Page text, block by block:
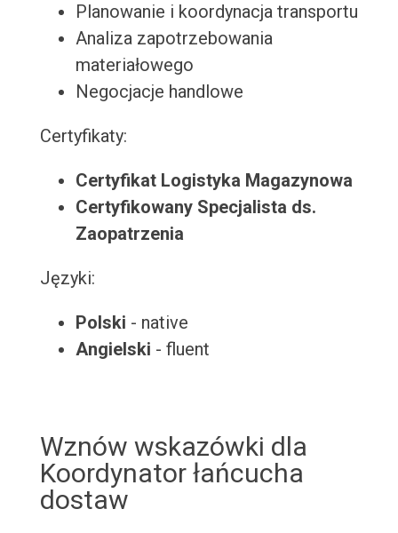
Planowanie i koordynacja transportu
Analiza zapotrzebowania
materiałowego
Negocjacje handlowe
Certyfikaty:
Certyfikat Logistyka Magazynowa
Certyfikowany Specjalista ds.
Zaopatrzenia
Języki:
Polski - native
Angielski - fluent
Wznów wskazówki dla
Koordynator łańcucha
dostaw